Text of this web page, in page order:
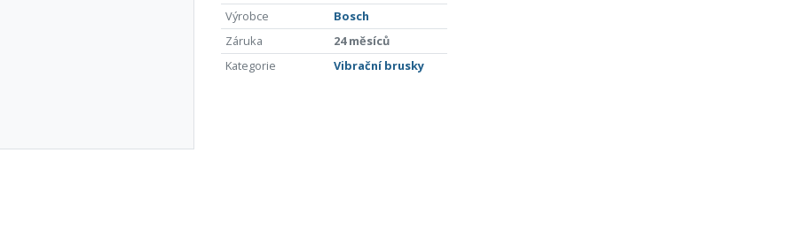
Výrobce
Bosch
Záruka
24 měsíců
Kategorie
Vibrační brusky